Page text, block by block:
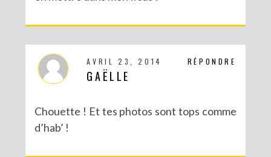
RÉPONDRE
AVRIL 23, 2014
GAËLLE
Chouette ! Et tes photos sont tops comme
d’hab’ !